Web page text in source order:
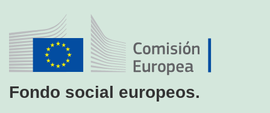
Fondo social europeos.